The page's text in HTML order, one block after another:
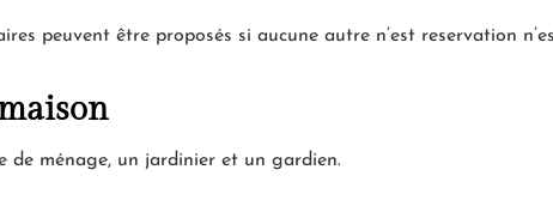
peuvent être proposés si aucune autre n’est reservation
de ménage, un jardinier et un gardien.